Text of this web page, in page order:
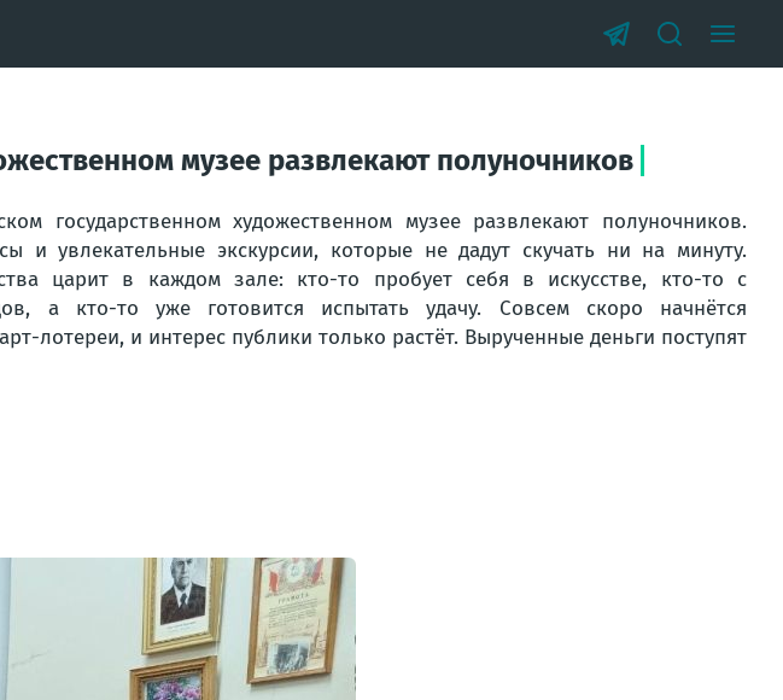
музее развлекают полуночников
государственном художественном музее развлекают полуночников.
и увлекательные экскурсии, которые не дадут скучать ни на минуту.
царит в каждом зале: кто-то пробует себя в искусстве, кто-то с
а кто-то уже готовится испытать удачу. Совсем скоро начнётся
лотереи, и интерес публики только растёт. Вырученные деньги поступят